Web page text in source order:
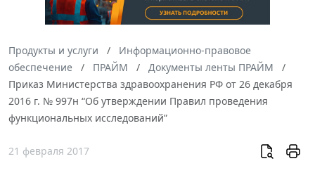
Продукты и услуги
Информационно-правовое
обеспечение
ПРАЙМ
Документы ленты ПРАЙМ
Приказ Министерства здравоохранения РФ от 26 декабря
2016 г. № 997н “Об утверждении Правил проведения
функциональных исследований”
21 февраля 2017